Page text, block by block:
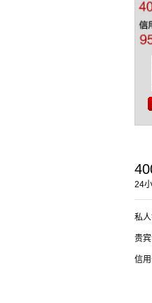
24
私人
贵宾
信用